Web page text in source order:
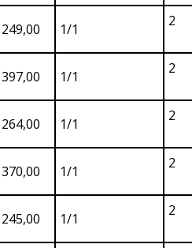
249,00 1/1 2
397,00 1/1 2
264,00 1/1 2
370,00 1/1 2
245,00 1/1 2